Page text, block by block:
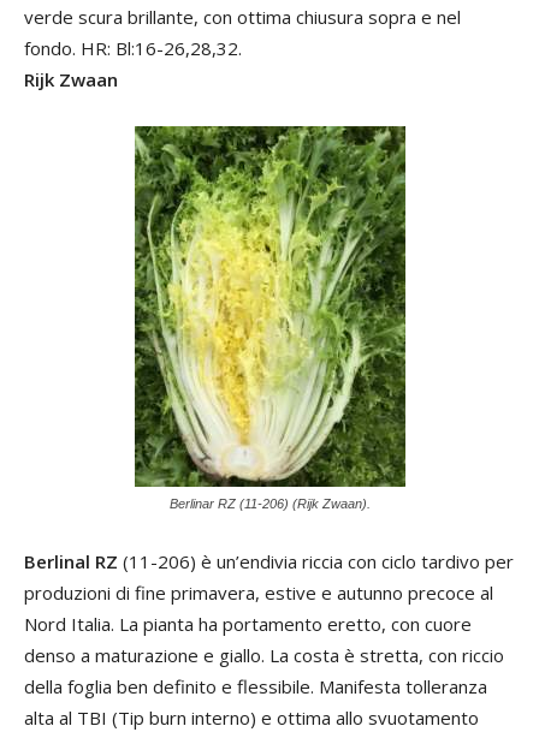
verde scura brillante, con ottima chiusura sopra e nel
fondo. HR: Bl:16-26,28,32.
Rijk Zwaan
Berlinar RZ (11-206) (Rijk Zwaan).
Berlinal RZ (11-206) è un’endivia riccia con ciclo tardivo per
produzioni di fine primavera, estive e autunno precoce al
Nord Italia. La pianta ha portamento eretto, con cuore
denso a maturazione e giallo. La costa è stretta, con riccio
della foglia ben definito e flessibile. Manifesta tolleranza
alta al TBI (Tip burn interno) e ottima allo svuotamento